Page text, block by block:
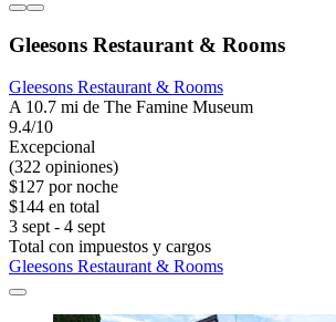
Gleesons Restaurant & Rooms
Gleesons Restaurant & Rooms
A 10.7 mi de The Famine Museum
9.4/10
Excepcional
(322 opiniones)
$127 por noche
$144 en total
3 sept - 4 sept
Total con impuestos y cargos
Gleesons Restaurant & Rooms